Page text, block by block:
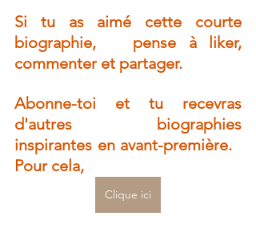
Si tu as aimé cette courte
biographie,   pense à liker,
commenter et partager.
Abonne-toi et tu recevras
d'autres biographies
inspirantes en avant-première.
Pour cela,
Clique ici